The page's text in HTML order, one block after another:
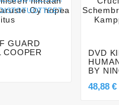
 
GUARD
COOPER

DVD
BY
48,88 €